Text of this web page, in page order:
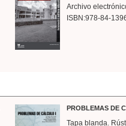
Archivo
ISBN:978-84-
PROBLEMAS DE
Tapa blanda.